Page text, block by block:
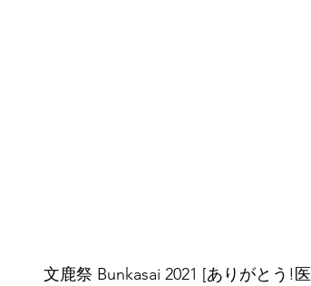
文鹿祭 Bunkasai 2021 [ありがとう!